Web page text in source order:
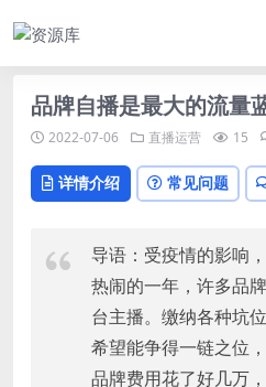
品牌自播是最大的流量
2022-07-06 直播运营 15
详情介绍 常见问题
导语：受疫情的影响
热闹的一年，许多品
台主播。缴纳各种坑
希望能争得一链之位
品牌费用花了好几万